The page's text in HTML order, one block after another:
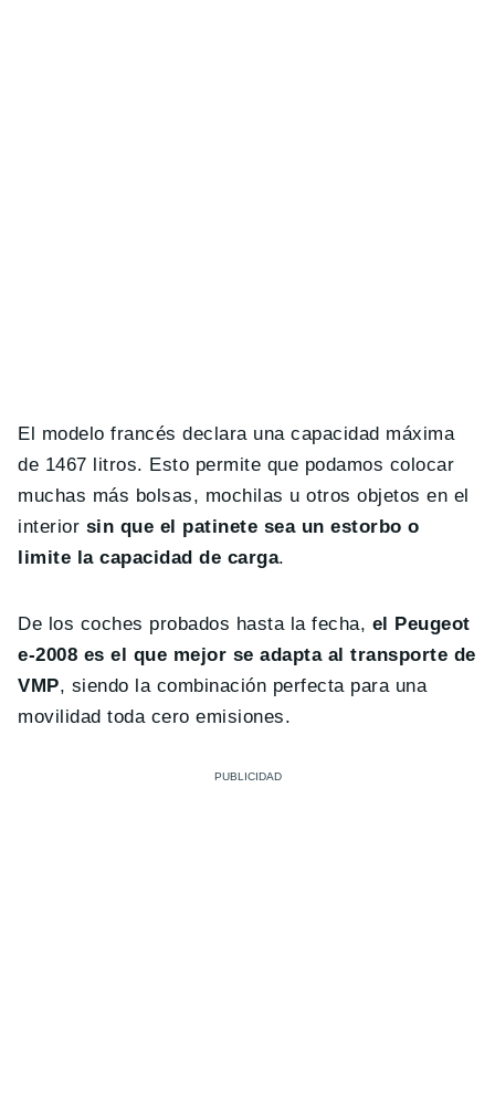
El modelo francés declara una capacidad máxima
de 1467 litros. Esto permite que podamos colocar
muchas más bolsas, mochilas u otros objetos en el
interior sin que el patinete sea un estorbo o
limite la capacidad de carga.
De los coches probados hasta la fecha, el Peugeot
e-2008 es el que mejor se adapta al transporte de
VMP, siendo la combinación perfecta para una
movilidad toda cero emisiones.